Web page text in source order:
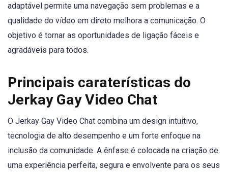
adaptável permite uma navegação sem problemas e a
qualidade do vídeo em direto melhora a comunicação. O
objetivo é tornar as oportunidades de ligação fáceis e
agradáveis para todos.
Principais caraterísticas do
Jerkay Gay Video Chat
O Jerkay Gay Video Chat combina um design intuitivo,
tecnologia de alto desempenho e um forte enfoque na
inclusão da comunidade. A ênfase é colocada na criação de
uma experiência perfeita, segura e envolvente para os seus